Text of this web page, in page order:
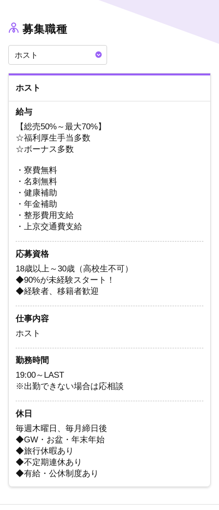
【体験入店最大30,000円以上】
日時・詳細は面接で説明させていただきます。
まずはお店の雰囲気を見てみませんか？
最高水準の給料体制・福利厚生をお約束します！
いつでもお気軽にご応募ください。
募集職種
ホスト
ホスト
給与
【総売50%～最大70%】
☆福利厚生手当多数
☆ボーナス多数
・寮費無料
・名刺無料
・健康補助
・年金補助
・整形費用支給
・上京交通費支給
応募資格
18歳以上～30歳（高校生不可）
◆90%が未経験スタート！
◆経験者、移籍者歓迎
仕事内容
ホスト
勤務時間
19:00～LAST
※出勤できない場合は応相談
休日
毎週木曜日、毎月締日後
◆GW・お盆・年末年始
◆旅行休暇あり
◆不定期連休あり
◆有給・公休制度あり